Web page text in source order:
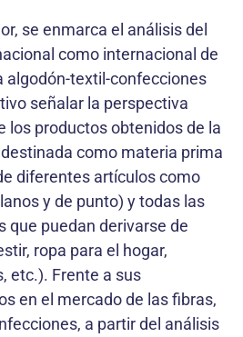
se enmarca el análisis del
como internacional de
algodón-textil-confecciones
señalar la perspectiva
los productos obtenidos de la
como materia prima
diferentes artículos como
y de punto) y todas las
que puedan derivarse de
ropa para el hogar,
etc.). Frente a sus
en el mercado de las fibras,
a partir del análisis